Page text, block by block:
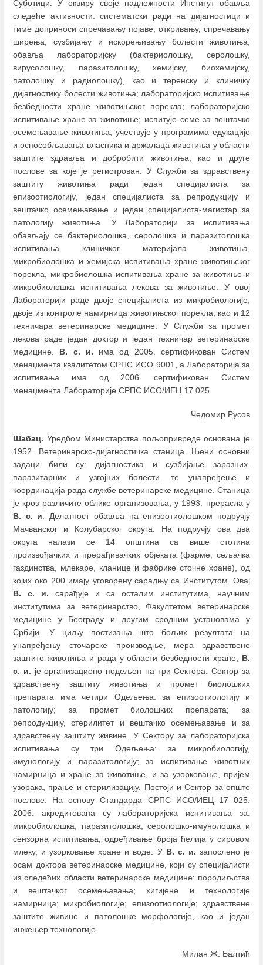
Суботици. У оквиру своје надлежности Институт обавља
следеће активности: систематски ради на дијагностици и
тиме доприноси спречавању појаве, откривању, спречавању
ширења, сузбијању и искорењивању болести животиња;
обавља лабораторијску (бактериолошку, серолошку,
вирусолошку, паразитолошку, хемијску, биохемијску,
патолошку и радиолошку), као и теренску и клиничку
дијагностику болести животиња; лабораторијско испитивање
безбедности хране животињског порекла; лабораторијско
испитивање хране за животиње; испитује семе за вештачко
осемењавање животиња; учествује у програмима едукације
и оспособљавања власника и држалаца животиња у области
заштите здравља и добробити животиња, као и друге
послове за које је регистрован. У Служби за здравствену
заштиту животиња ради један специјалиста за
епизоотиологију, један специјалиста за репродукцију и
вештачко осемењавање и један специјалиста-магистар за
патологију животиња. У Лабораторији за испитивања
обављају се бактериолошка, серолошка и паразитолошка
испитивања клиничког материјала животиња,
микробиолошка и хемијска испитивања хране животињског
порекла, микробиолошка испитивања хране за животиње и
микробиолошка испитивања лекова за животиње. У овој
Лабораторији раде двоје специјалиста из микробиологије,
двоје из контроле намирница животињског порекла, као и 12
техничара ветеринарске медицине. У Служби за промет
лекова раде један доктор и један техничар ветеринарске
медицине. В. с. и. има од 2005. сертификован Систем
менаџмента квалитетом СРПС ИСО 9001, а Лабораторија за
испитивања има од 2006. сертификован Систем
менаџмента Лабораторије СРПС ИСО/ИЕЦ 17 025.
Чедомир Русов
Шабац. Уредбом Министарства пољопривреде основана је
1952. Ветеринарско-дијагностичка станица. Њени основни
задаци били су: дијагностика и сузбијање заразних,
паразитарних и узгојних болести, те унапређење и
координација рада службе ветеринарске медицине. Станица
је кроз различите облике организовања, у 1993. прерасла у
В. с. и. Делатност обавља на епизоотиолошком подручју
Мачванског и Колубарског округа. На подручју ова два
округа налази се 14 општина са више стотина
произвођачких и прерађивачких објеката (фарме, сељачка
газдинства, млекаре, кланице и фабрике сточне хране), од
којих око 200 имају уговорену сарадњу са Институтом. Овај
В. с. и. сарађује и са осталим институтима, научним
институтима за ветеринарство, Факултетом ветеринарске
медицине у Београду и другим сродним установама у
Србији. У циљу постизања што бољих резултата на
унапређењу сточарске производње, мера здравствене
заштите животиња и рада у области безбедности хране, В.
с. и. је организационо подељен на три Сектора. Сектор за
здравствену заштиту животиња и промет биолошких
препарата има четири Одељења: за епизоотиологију и
патологију; за промет биолошких препарата; за
репродукцију, стерилитет и вештачко осемењавање и за
здравствену заштиту живине. У Сектору за лабораторијска
испитивања су три Одељења: за микробиологију,
имунологију и паразитологију; за испитивање животних
намирница и хране за животиње, и за узорковање, пријем
узорака, прање и стерилизацију. Постоји и Сектор за опште
послове. На основу Стандарда СРПС ИСО/ИЕЦ 17 025:
2006. акредитована су лабораторијска испитивања за:
микробиолошка, паразитолошка; серолошко-имунолошка и
сензорна испитивања; одређивање броја ћелија у сировом
млеку, и узорковање хране и воде. У В. с. и. запослено је
осам доктора ветеринарске медицине, који су специјалисти
из следећих области ветеринарске медицине: породиљства
и вештачког осемењавања; хигијене и технологије
намирница; микробиологије; епизоотиологије; здравствене
заштите живине и патолошке морфологије, као и један
инжењер технологије.
Милан Ж. Балтић